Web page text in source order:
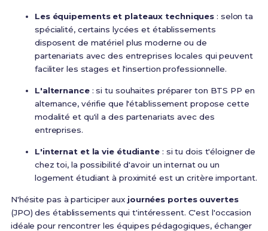
Les équipements et plateaux techniques : selon ta
spécialité, certains lycées et établissements
disposent de matériel plus moderne ou de
partenariats avec des entreprises locales qui peuvent
faciliter les stages et l'insertion professionnelle.
L'alternance: si tu souhaites préparer ton BTS PP en
alternance, vérifie que l'établissement propose cette
modalité et qu'il a des partenariats avec des
entreprises.
L'internat et la vie étudiante: si tu dois t'éloigner de
chez toi, la possibilité d'avoir un internat ou un
logement étudiant à proximité est un critère important.
N'hésite pas à participer aux journées portes ouvertes
(JPO) des établissements qui t'intéressent. C'est l'occasion
idéale pour rencontrer les équipes pédagogiques, échanger